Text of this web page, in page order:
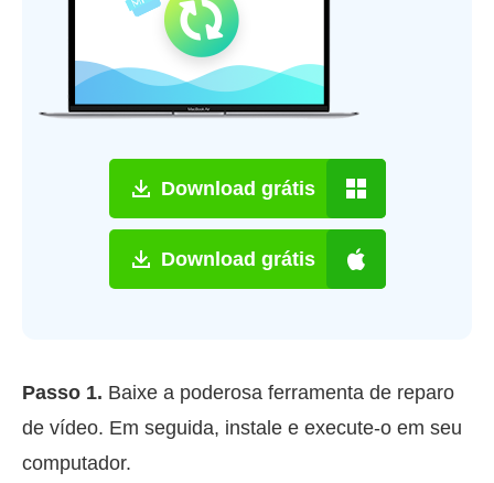
Download grátis
Download grátis
Passo 1. Baixe a poderosa ferramenta de reparo
de vídeo. Em seguida, instale e execute-o em seu
computador.